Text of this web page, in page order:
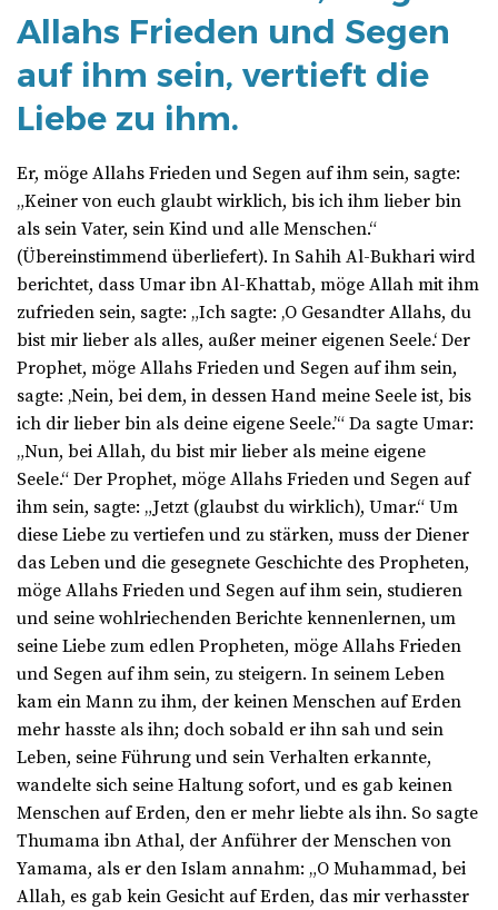
Allahs Frieden und Segen
auf ihm sein, vertieft die
Liebe zu ihm.
Er, möge Allahs Frieden und Segen auf ihm sein, sagte:
„Keiner von euch glaubt wirklich, bis ich ihm lieber bin
als sein Vater, sein Kind und alle Menschen.“
(Übereinstimmend überliefert). In Sahih Al-Bukhari wird
berichtet, dass Umar ibn Al-Khattab, möge Allah mit ihm
zufrieden sein, sagte: „Ich sagte: ‚O Gesandter Allahs, du
bist mir lieber als alles, außer meiner eigenen Seele.‘ Der
Prophet, möge Allahs Frieden und Segen auf ihm sein,
sagte: ‚Nein, bei dem, in dessen Hand meine Seele ist, bis
ich dir lieber bin als deine eigene Seele.’“ Da sagte Umar:
„Nun, bei Allah, du bist mir lieber als meine eigene
Seele.“ Der Prophet, möge Allahs Frieden und Segen auf
ihm sein, sagte: „Jetzt (glaubst du wirklich), Umar.“ Um
diese Liebe zu vertiefen und zu stärken, muss der Diener
das Leben und die gesegnete Geschichte des Propheten,
möge Allahs Frieden und Segen auf ihm sein, studieren
und seine wohlriechenden Berichte kennenlernen, um
seine Liebe zum edlen Propheten, möge Allahs Frieden
und Segen auf ihm sein, zu steigern. In seinem Leben
kam ein Mann zu ihm, der keinen Menschen auf Erden
mehr hasste als ihn; doch sobald er ihn sah und sein
Leben, seine Führung und sein Verhalten erkannte,
wandelte sich seine Haltung sofort, und es gab keinen
Menschen auf Erden, den er mehr liebte als ihn. So sagte
Thumama ibn Athal, der Anführer der Menschen von
Yamama, als er den Islam annahm: „O Muhammad, bei
Allah, es gab kein Gesicht auf Erden, das mir verhasster